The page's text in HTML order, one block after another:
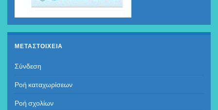
ΜΕΤΑΣΤΟΙΧΕΊΑ
Σύνδεση
Ροή καταχωρίσεων
Ροή σχολίων